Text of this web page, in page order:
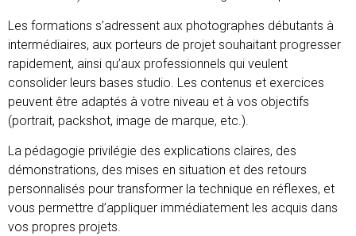
Les formations s’adressent aux photographes débutants à
intermédiaires, aux porteurs de projet souhaitant progresser
rapidement, ainsi qu’aux professionnels qui veulent
consolider leurs bases studio. Les contenus et exercices
peuvent être adaptés à votre niveau et à vos objectifs
(portrait, packshot, image de marque, etc.).
La pédagogie privilégie des explications claires, des
démonstrations, des mises en situation et des retours
personnalisés pour transformer la technique en réflexes, et
vous permettre d’appliquer immédiatement les acquis dans
vos propres projets.